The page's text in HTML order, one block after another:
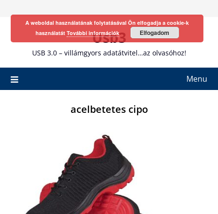
Usb3
USB 3.0 – villámgyors adatátvitel…az olvasóhoz!
Menu
acelbetetes cipo
A weboldal használatának folytatásával Ön elfogadja a cookie-k
használatát További információk Elfogadom